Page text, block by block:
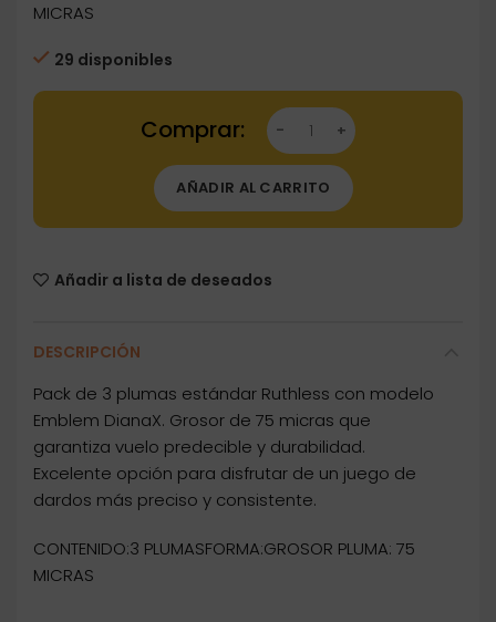
MICRAS
29 disponibles
Dartstore Plumas Ruthless Standard Emblem
AÑADIR AL CARRITO
Añadir a lista de deseados
DESCRIPCIÓN
Pack de 3 plumas estándar Ruthless con modelo
Emblem DianaX. Grosor de 75 micras que
garantiza vuelo predecible y durabilidad.
Excelente opción para disfrutar de un juego de
dardos más preciso y consistente.
CONTENIDO:3 PLUMASFORMA:GROSOR PLUMA: 75
MICRAS